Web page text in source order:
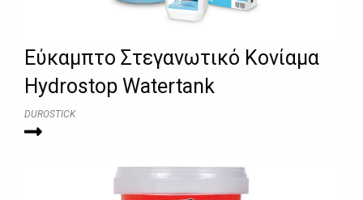
Εύκαμπτο Στεγανωτικό Κονίαμα
Hydrostop Watertank
DUROSTICK